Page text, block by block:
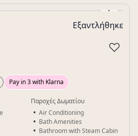
›
Εξαντλήθηκε
♡
Pay in 3 with Klarna
Παροχές Δωματίου
Air Conditioning
Bath Amenities
Bathroom with Steam Cabin